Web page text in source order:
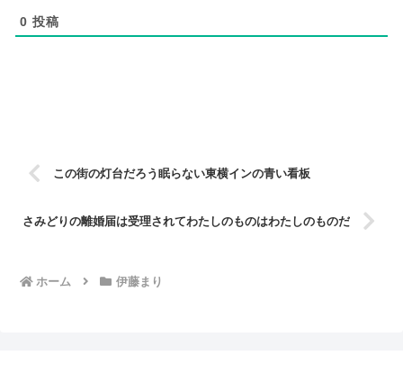
0 投稿
この街の灯台だろう眠らない東横インの青い看板
さみどりの離婚届は受理されてわたしのものはわたしのものだ
ホーム 伊藤まり